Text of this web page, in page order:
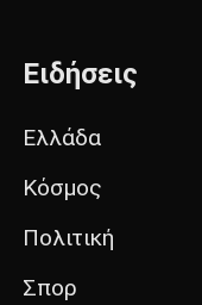
Ειδήσεις
Ελλάδα
Κόσμος
Πολιτική
Σπορ